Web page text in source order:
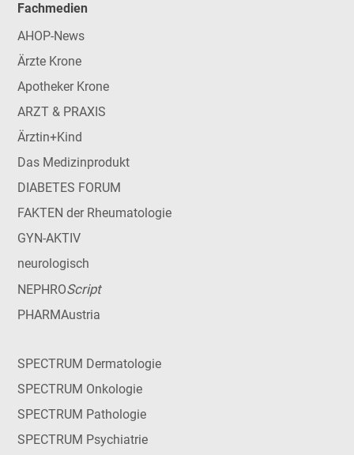
Fachmedien
AHOP-News
Ärzte Krone
Apotheker Krone
ARZT & PRAXIS
Ärztin+Kind
Das Medizinprodukt
DIABETES FORUM
FAKTEN der Rheumatologie
GYN-AKTIV
neurologisch
NEPHROScript
PHARMAustria
SPECTRUM Dermatologie
SPECTRUM Onkologie
SPECTRUM Pathologie
SPECTRUM Psychiatrie